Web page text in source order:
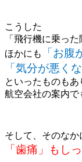
こうした
「飛行機に乗っ
ほかにも
「お腹
「気分が悪く
といったものもあ
航空会社の案内で
そして、そのなか
「歯痛」もし